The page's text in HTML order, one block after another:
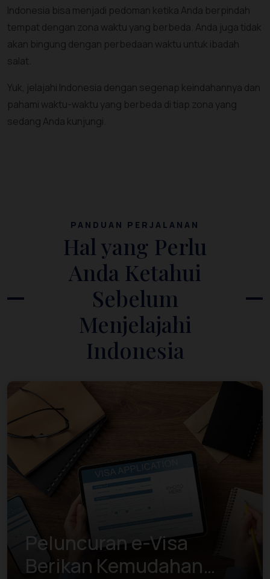
Indonesia bisa menjadi pedoman ketika Anda berpindah
tempat dengan zona waktu yang berbeda. Anda juga tidak
akan bingung dengan perbedaan waktu untuk ibadah
salat.
Yuk, jelajahi Indonesia dengan segenap keindahannya dan
pahami waktu-waktu yang berbeda di tiap zona yang
sedang Anda kunjungi.
PANDUAN PERJALANAN
Hal yang Perlu
Anda Ketahui
Sebelum
Menjelajahi
Indonesia
Peluncuran e-Visa
Berikan Kemudahan